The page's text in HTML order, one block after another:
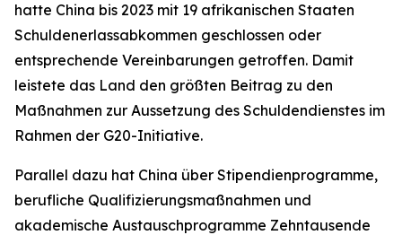
hatte China bis 2023 mit 19 afrikanischen Staaten
Schuldenerlassabkommen geschlossen oder
entsprechende Vereinbarungen getroffen. Damit
leistete das Land den größten Beitrag zu den
Maßnahmen zur Aussetzung des Schuldendienstes im
Rahmen der G20-Initiative.
Parallel dazu hat China über Stipendienprogramme,
berufliche Qualifizierungsmaßnahmen und
akademische Austauschprogramme Zehntausende